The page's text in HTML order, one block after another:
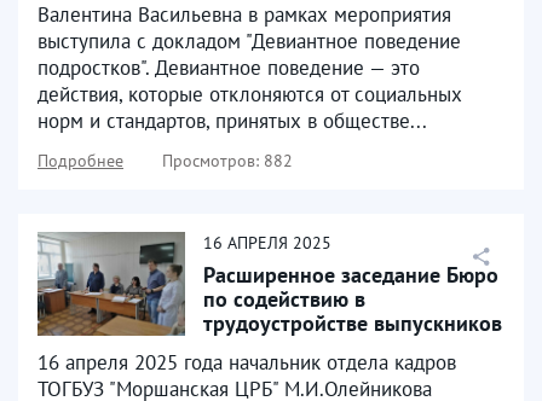
межведомственного
семинара...
Валентина Васильевна в рамках мероприятия
выступила с докладом "Девиантное поведение
подростков". Девиантное поведение — это
действия, которые отклоняются от социальных
норм и стандартов, принятых в обществе...
Подробнее Просмотров: 882
16 АПРЕЛЯ 2025
Расширенное заседание Бюро
по содействию в
трудоустройстве выпускников
16 апреля 2025 года начальник отдела кадров
ТОГБУЗ "Моршанская ЦРБ" М.И.Олейникова